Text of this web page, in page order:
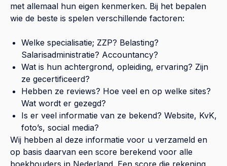
met allemaal hun eigen kenmerken. Bij het bepalen
wie de beste is spelen verschillende factoren:
Welke specialisatie; ZZP? Belasting?
Salarisadministratie? Accountancy?
Wat is hun achtergrond, opleiding, ervaring? Zijn
ze gecertificeerd?
Hebben ze reviews? Hoe veel en op welke sites?
Wat wordt er gezegd?
Is er veel informatie van ze bekend? Website, KvK,
foto’s, social media?
Wij hebben al deze informatie voor u verzameld en
op basis daarvan een score berekend voor alle
boekhouders in Nederland. Een score die rekening